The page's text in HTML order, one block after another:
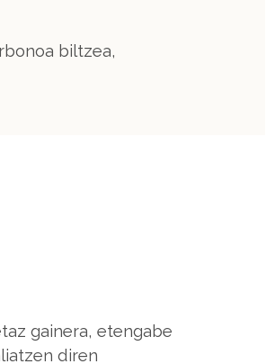
biltzea,
gainera, etengabe
diren